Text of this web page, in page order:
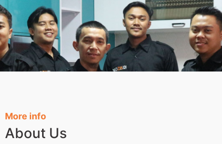
More info
About Us